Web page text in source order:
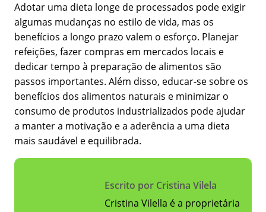
Adotar uma dieta longe de processados pode exigir
algumas mudanças no estilo de vida, mas os
benefícios a longo prazo valem o esforço. Planejar
refeições, fazer compras em mercados locais e
dedicar tempo à preparação de alimentos são
passos importantes. Além disso, educar-se sobre os
benefícios dos alimentos naturais e minimizar o
consumo de produtos industrializados pode ajudar
a manter a motivação e a aderência a uma dieta
mais saudável e equilibrada.
Escrito por Cristina Vilela
Cristina Vilella é a proprietária